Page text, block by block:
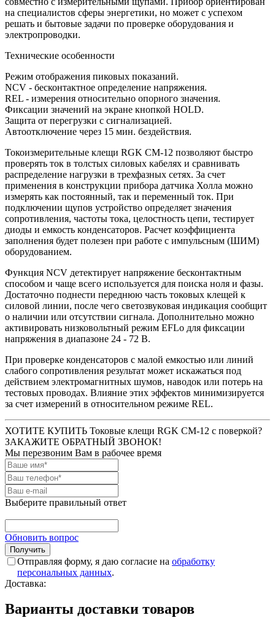
на специалистов сферы энергетики, но может с успехом
решать и бытовые задачи по проверке оборудования и
электропроводки.
Технические особенности
Режим отображения пиковых показаний.
NCV - бесконтактное определение напряжения.
REL - измерения относительно опорного значения.
Фиксации значений на экране кнопкой HOLD.
Защита от перегрузки с сигнализацией.
Автоотключение через 15 мин. бездействия.
Токоизмерительные клещи RGK CM-12 позволяют быстро
проверять ток в толстых силовых кабелях и сравнивать
распределение нагрузки в трехфазных сетях. За счет
применения в конструкции прибора датчика Холла можно
измерять как постоянный, так и переменный ток. При
подключении щупов устройство определяет значения
сопротивления, частоты тока, целостность цепи, тестирует
диоды и емкость конденсаторов. Расчет коэффициента
заполнения будет полезен при работе с импульсным (ШИМ)
оборудованием.
Функция NCV детектирует напряжение бесконтактным
способом и чаще всего используется для поиска ноля и фазы.
Достаточно поднести переднюю часть токовых клещей к
силовой линии, после чего светозвуковая индикация сообщит
о наличии или отсутствии сигнала. Дополнительно можно
активировать низковольтный режим EFLo для фиксации
напряжения в диапазоне 24 - 72 В.
При проверке конденсаторов с малой емкостью или линий
слабого сопротивления результат может искажаться под
действием электромагнитных шумов, наводок или потерь на
тестовых проводах. Влияние этих эффектов минимизируется
за счет измерений в относительном режиме REL.
ХОТИТЕ КУПИТЬ Токовые клещи RGK CM-12 с поверкой?
ЗАКАЖИТЕ ОБРАТНЫЙ ЗВОНОК!
Мы перезвоним Вам в рабочее время
Выберите правильный ответ
Обновить вопрос
Отправляя форму, я даю согласие на обработку
персональных данных.
Доставка:
Варианты доставки товаров